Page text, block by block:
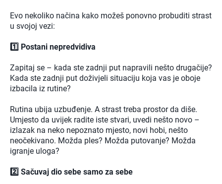
Evo nekoliko načina kako možeš ponovno probuditi strast
u svojoj vezi:
1️⃣ Postani nepredvidiva
Zapitaj se – kada ste zadnji put napravili nešto drugačije?
Kada ste zadnji put doživjeli situaciju koja vas je oboje
izbacila iz rutine?
Rutina ubija uzbuđenje. A strast treba prostor da diše.
Umjesto da uvijek radite iste stvari, uvedi nešto novo –
izlazak na neko nepoznato mjesto, novi hobi, nešto
neočekivano. Možda ples? Možda putovanje? Možda
igranje uloga?
2️⃣ Sačuvaj dio sebe samo za sebe